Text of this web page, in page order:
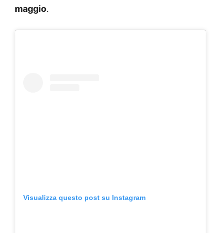
maggio.
Visualizza questo post su Instagram